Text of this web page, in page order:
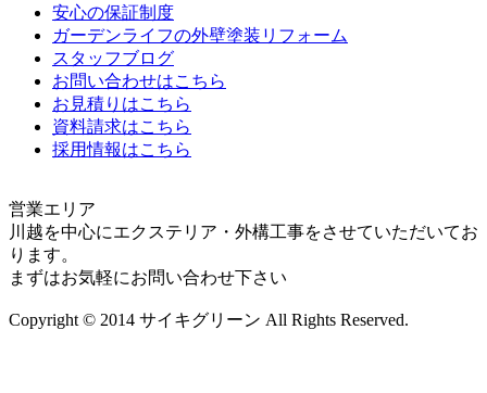
安心の保証制度
ガーデンライフの外壁塗装リフォーム
スタッフブログ
お問い合わせはこちら
お見積りはこちら
資料請求はこちら
採用情報はこちら
営業エリア
川越を中心にエクステリア・外構工事をさせていただいてお
ります。
まずはお気軽にお問い合わせ下さい
Copyright © 2014 サイキグリーン All Rights Reserved.